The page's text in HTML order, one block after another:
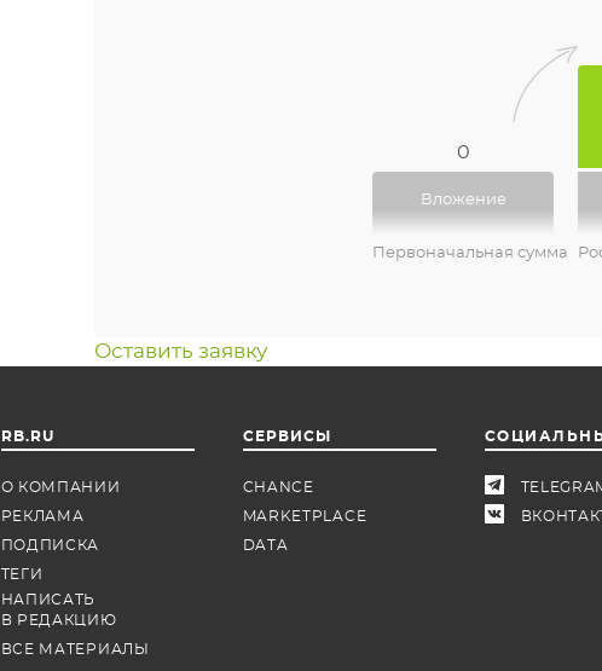
0
Вложение
Первоначальная сумма
Оставить заявку
RB.RU
О КОМПАНИИ
РЕКЛАМА
ПОДПИСКА
ТЕГИ
НАПИСАТЬ
В РЕДАКЦИЮ
ВСЕ МАТЕРИАЛЫ
СЕРВИСЫ
CHANCE
MARKETPLACE
DATA